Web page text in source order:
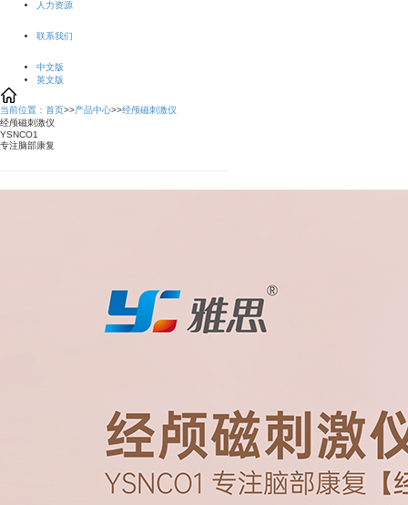
人力资源
联系我们
中文版
英文版
当前位置： 首页>>产品中心>>经颅磁刺激仪
经颅磁刺激仪
YSNCO1
专注脑部康复